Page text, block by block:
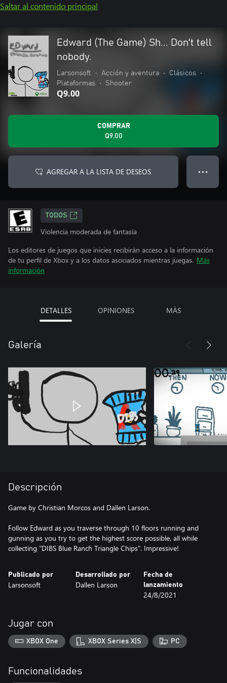
Saltar al contenido principal
Edward (The Game) Sh... Don't tell
nobody.
Larsonsoft • Acción y aventura • Clásicos
•
Plataformas
• Shooter
Q9.00
COMPRAR
Q9.00
AGREGAR A LA LISTA DE DESEOS ● ● ●
TODOS
Violencia moderada de fantasía
Los editores de juegos que inicies recibirán acceso a la información
de tu perfil de Xbox y a los datos asociados mientras juegas. Más
información
DETALLES OPINIONES MÁS
Galería
Descripción
Game by Christian Morcos and Dallen Larson.
Follow Edward as you traverse through 10 floors running and
gunning as you try to get the highest score possible, all while
collecting "DIBS Blue Ranch Triangle Chips". Impressive!
Publicado por
Larsonsoft
Desarrollado por
Dallen Larson
Fecha de
lanzamiento
24/8/2021
Jugar con
XBOX One XBOX Series X|S PC
Funcionalidades